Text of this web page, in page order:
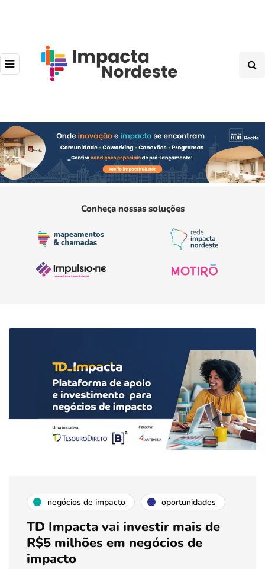
Conheça nossas soluções
negócios de impacto oportunidades
TD Impacta vai investir mais de
R$5 milhões em negócios de
impacto